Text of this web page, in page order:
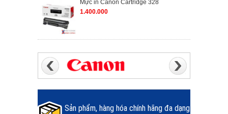
Mực in Canon Cartridge 328
1.400.000
Sản phẩm, hàng hóa chính hãng đa dạng